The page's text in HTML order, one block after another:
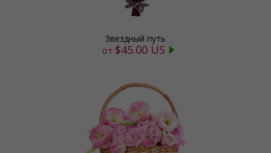
Звездный путь
от $45.00 US